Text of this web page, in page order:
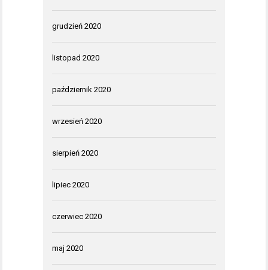
grudzień 2020
listopad 2020
październik 2020
wrzesień 2020
sierpień 2020
lipiec 2020
czerwiec 2020
maj 2020